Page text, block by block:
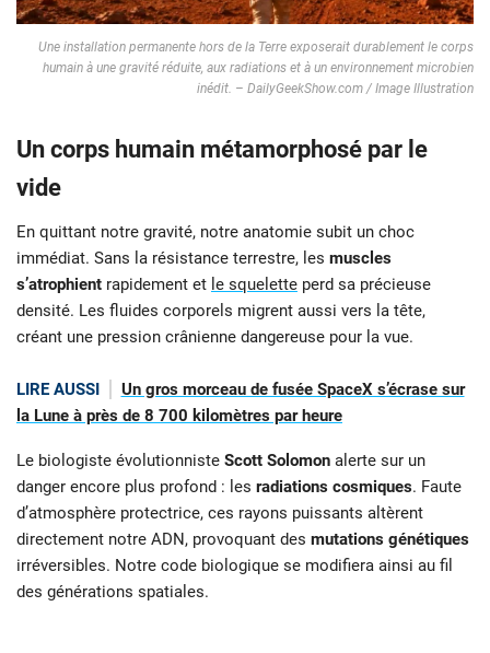
Une installation permanente hors de la Terre exposerait durablement le corps
humain à une gravité réduite, aux radiations et à un environnement microbien
inédit. – DailyGeekShow.com / Image Illustration
Un corps humain métamorphosé par le
vide
En quittant notre gravité, notre anatomie subit un choc
immédiat. Sans la résistance terrestre, les muscles
s’atrophient rapidement et le squelette perd sa précieuse
densité. Les fluides corporels migrent aussi vers la tête,
créant une pression crânienne dangereuse pour la vue.
LIRE AUSSI
Un gros morceau de fusée SpaceX s’écrase sur
la Lune à près de 8 700 kilomètres par heure
Le biologiste évolutionniste Scott Solomon alerte sur un
danger encore plus profond : les radiations cosmiques. Faute
d’atmosphère protectrice, ces rayons puissants altèrent
directement notre ADN, provoquant des mutations génétiques
irréversibles. Notre code biologique se modifiera ainsi au fil
des générations spatiales.